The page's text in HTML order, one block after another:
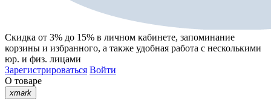
Скидка от 3% до 15% в личном кабинете, запоминание
корзины и избранного, а также удобная работа с несколькими
юр. и физ. лицами
Зарегистрироваться Войти
О товаре
xmark